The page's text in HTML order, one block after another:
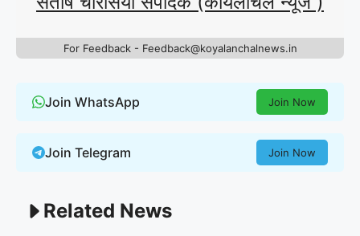
For Feedback - Feedback@koyalanchalnews.in
Join WhatsApp Join Now
Join Telegram Join Now
Related News